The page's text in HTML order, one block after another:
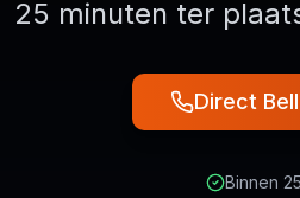
25 minuten ter
Direct
Binnen